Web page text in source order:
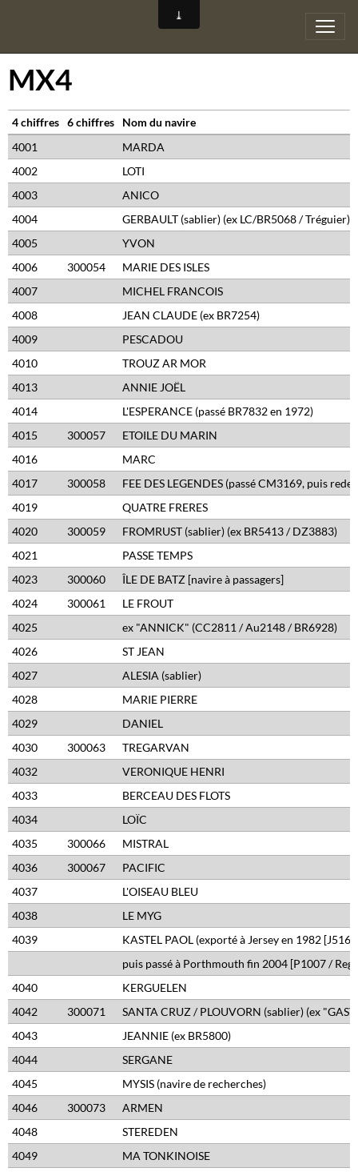
MX4
4 chiffres 6 chiffres
Nom du navire
4001
MARDA
4002
LOTI
4003
ANICO
4004
GERBAULT (sablier) (ex LC/BR5068 / Tréguier)
4005
YVON
4006
300054
MARIE DES ISLES
4007
MICHEL FRANCOIS
4008
JEAN CLAUDE (ex BR7254)
4009
PESCADOU
4010
TROUZ AR MOR
4013
ANNIE JOËL
4014
L'ESPERANCE (passé BR7832 en 1972)
4015
300057
ETOILE DU MARIN
4016
MARC
4017
300058
FEE DES LEGENDES (passé CM3169, puis
4019
QUATRE FRERES
4020
300059
FROMRUST (sablier) (ex BR5413 / DZ3883)
4021
PASSE TEMPS
4023
300060
ÎLE DE BATZ [navire à passagers]
4024
300061
LE FROUT
4025
ex "ANNICK" (CC2811 / Au2148 / BR6928)
4026
ST JEAN
4027
ALESIA (sablier)
4028
MARIE PIERRE
4029
DANIEL
4030
300063
TREGARVAN
4032
VERONIQUE HENRI
4033
BERCEAU DES FLOTS
4034
LOÏC
4035
300066
MISTRAL
4036
300067
PACIFIC
4037
L'OISEAU BLEU
4038
LE MYG
4039
KASTEL PAOL (exporté à Jersey en 1982 [J516
puis passé à Porthmouth fin 2004 [P1007 /
4040
KERGUELEN
4042
300071
SANTA CRUZ / PLOUVORN (sablier) (ex
4043
JEANNIE (ex BR5800)
4044
SERGANE
4045
MYSIS (navire de recherches)
4046
300073
ARMEN
4048
STEREDEN
4049
MA TONKINOISE